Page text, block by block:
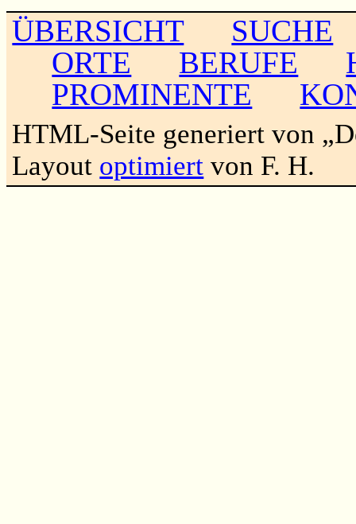
ÜBERSICHT
SUCHE
ORTE
BERUFE
PROMINENTE
HTML-Seite generiert von
Layout optimiert von F. H.